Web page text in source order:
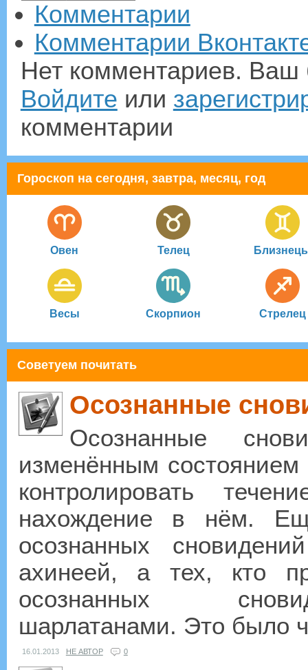
Комментарии
Комментарии
Нет комментариев. Ваш
Войдите или
комментарии
Гороскоп на сегодня, завтра, месяц, год
Овен Телец
Весы Скорпион Стрелец
Советуем почитать
Осознанные
Осознанные
изменённым состоянием
контролировать
нахождение в нём.
осознанных
ахинеей, а тех, кто
осознанных
шарлатанами. Это было
16.01.2013 НЕ АВТОР 0